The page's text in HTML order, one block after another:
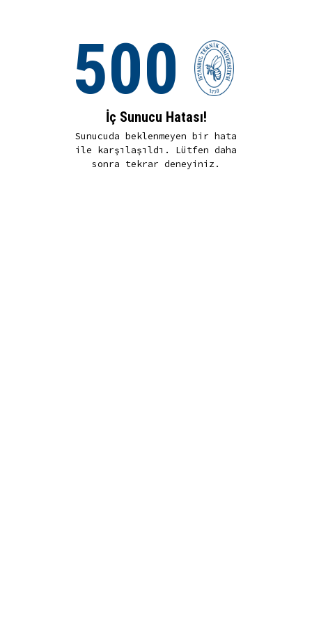
500
İç Sunucu Hatası!
Sunucuda beklenmeyen bir hata
ile karşılaşıldı. Lütfen daha
sonra tekrar deneyiniz.